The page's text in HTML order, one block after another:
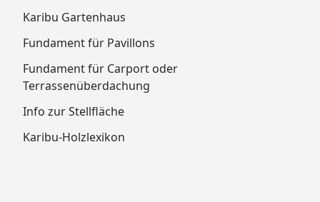
Karibu Gartenhaus
Fundament für Pavillons
Fundament für Carport oder
Terrassenüberdachung
Info zur Stellfläche
Karibu-Holzlexikon